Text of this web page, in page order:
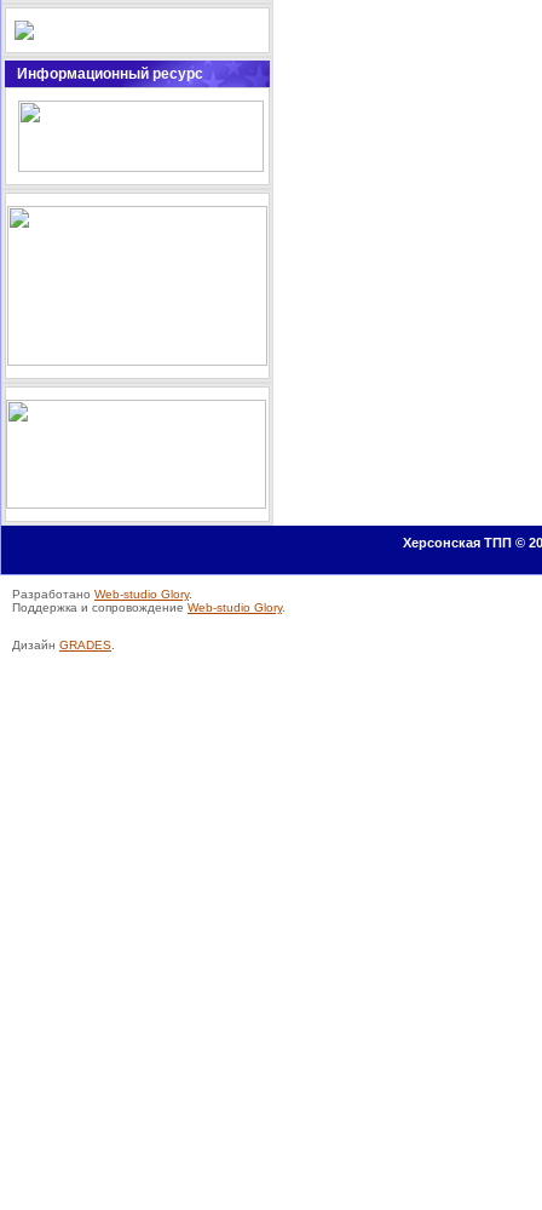
Информационный ресурс
Херсонская ТПП ©
Разработано Web-studio Glory.
Поддержка и сопровождение Web-studio Glory.
Дизайн GRADES